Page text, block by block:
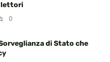
lettori
0
di Stato che